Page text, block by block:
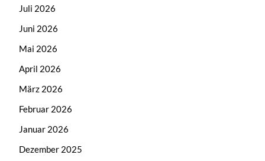
Juli 2026
Juni 2026
Mai 2026
April 2026
März 2026
Februar 2026
Januar 2026
Dezember 2025